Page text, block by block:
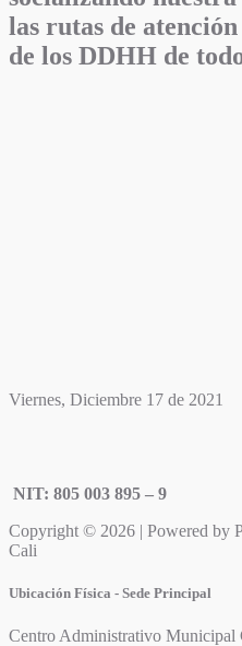
las rutas de
de los DDHH de
Viernes, Diciembre 17 de 2021
NIT: 805 003 895 – 9
Copyright © 2026 | Powered by
Cali
Ubicación Física - Sede Principal
Centro Administrativo